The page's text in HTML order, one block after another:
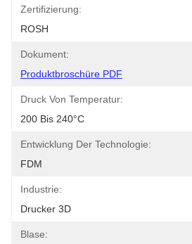
Zertifizierung:
ROSH
Dokument:
Produktbroschüre PDF
Druck Von Temperatur:
200 Bis 240°C
Entwicklung Der Technologie:
FDM
Industrie:
Drucker 3D
Blase: